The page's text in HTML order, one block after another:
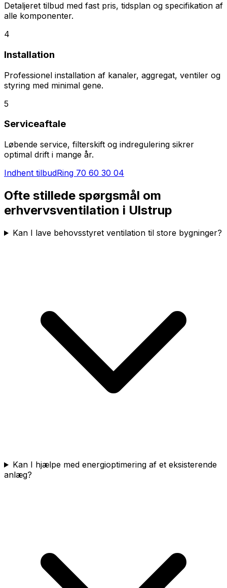
Detaljeret tilbud med fast pris, tidsplan og specifikation af
alle komponenter.
4
Installation
Professionel installation af kanaler, aggregat, ventiler og
styring med minimal gene.
5
Serviceaftale
Løbende service, filterskift og indregulering sikrer
optimal drift i mange år.
Indhent tilbudRing 70 60 30 04
Ofte stillede spørgsmål om
erhvervsventilation i Ulstrup
Kan I lave behovsstyret ventilation til store bygninger?
Kan I hjælpe med energioptimering af et eksisterende
anlæg?